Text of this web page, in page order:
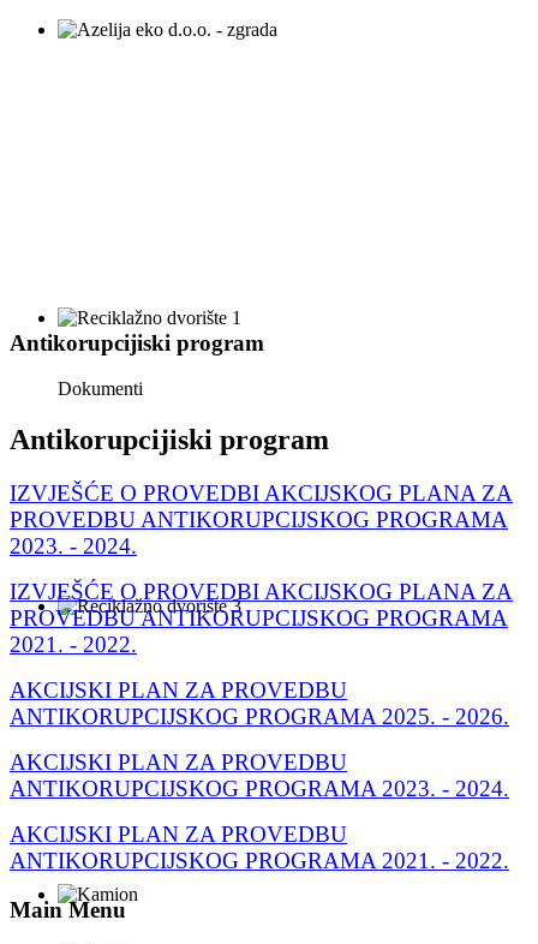
Antikorupcijiski program
Dokumenti
Antikorupcijiski program
IZVJEŠĆE O PROVEDBI AKCIJSKOG PLANA ZA
PROVEDBU ANTIKORUPCIJSKOG PROGRAMA
2023. - 2024.
IZVJEŠĆE O PROVEDBI AKCIJSKOG PLANA ZA
PROVEDBU ANTIKORUPCIJSKOG PROGRAMA
2021. - 2022.
AKCIJSKI PLAN ZA PROVEDBU
ANTIKORUPCIJSKOG PROGRAMA 2025. - 2026.
AKCIJSKI PLAN ZA PROVEDBU
ANTIKORUPCIJSKOG PROGRAMA 2023. - 2024.
AKCIJSKI PLAN ZA PROVEDBU
ANTIKORUPCIJSKOG PROGRAMA 2021. - 2022.
Main Menu